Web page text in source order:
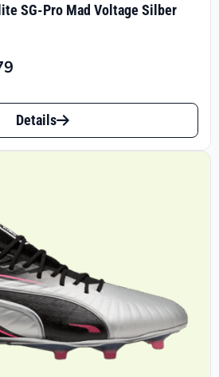
SG-Pro Mad Voltage Silber
Details